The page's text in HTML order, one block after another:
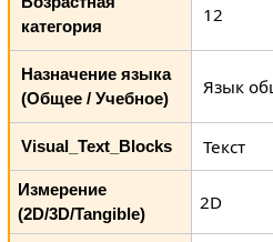
категория
12
Назначение языка
(Общее / Учебное)
Язык
Visual_Text_Blocks Текст
Измерение
(2D/3D/Tangible)
2D